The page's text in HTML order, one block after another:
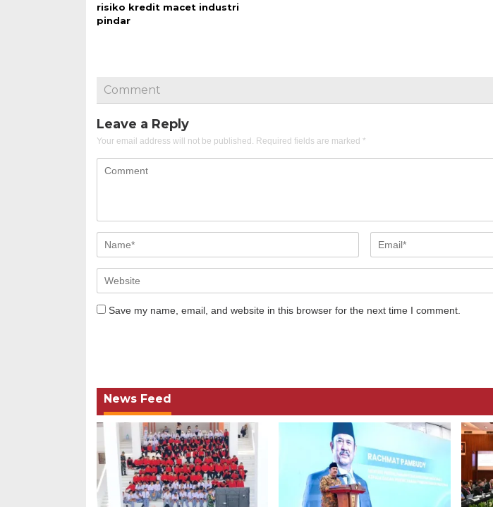
risiko kredit macet industri
pindar
Comment
Leave a Reply
Your email address will not be published. Required fields are marked *
Save my name, email, and website in this browser for the next time I comment.
News Feed